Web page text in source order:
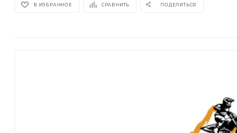
В ИЗБРАННОЕ СРАВНИТЬ ПОДЕЛИТЬСЯ